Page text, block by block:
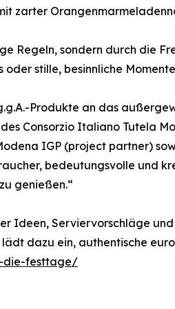
zarter
Regeln, sondern durch die
stille, besinnliche
Produkte an das
Consorzio Italiano Tutela
IGP (project partner)
bedeutungsvolle und
genießen.“
Ideen, Serviervorschläge
dazu ein, authentische
die-festtage/